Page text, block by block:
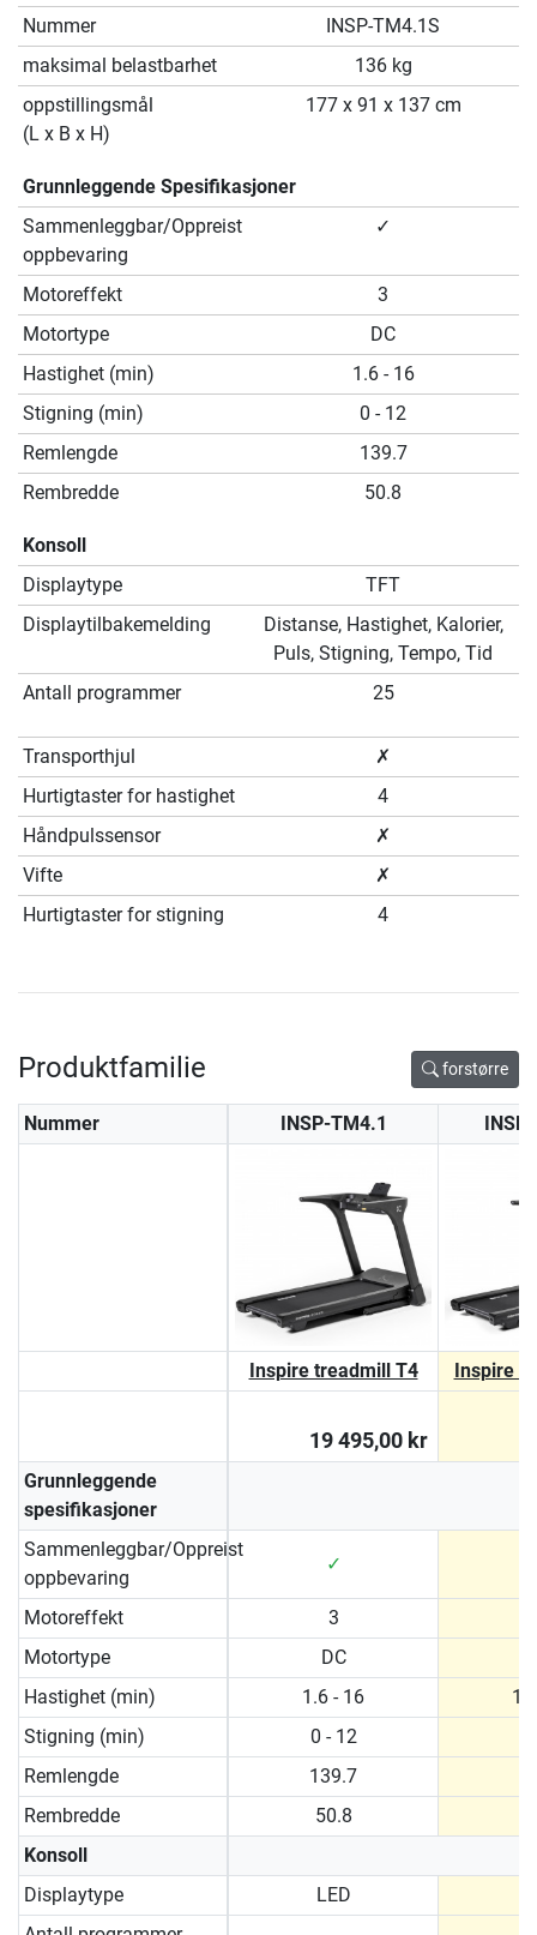
Nummer
INSP-TM4.1S
maksimal belastbarhet
136 kg
oppstillingsmål
(L x B x H)
177 x 91 x 137 cm
Grunnleggende Spesifikasjoner
Sammenleggbar/Oppreist
oppbevaring
✓
Motoreffekt
3
Motortype
DC
Hastighet (min)
1.6 - 16
Stigning (min)
0 - 12
Remlengde
139.7
Rembredde
50.8
Konsoll
Displaytype
TFT
Displaytilbakemelding
Distanse, Hastighet, Kalorier,
Puls, Stigning, Tempo, Tid
Antall programmer
25
Transporthjul
✗
Hurtigtaster for hastighet
4
Håndpulssensor
✗
Vifte
✗
Hurtigtaster for stigning
4
Produktfamilie forstørre
Nummer INSP-TM4.1
Inspire treadmill T4 Inspire
19 495,00 kr
Grunnleggende
spesifikasjoner
Sammenleggbar/Oppreist
oppbevaring
✓
Motoreffekt
3
Motortype
DC
Hastighet (min)
1.6 - 16
Stigning (min)
0 - 12
Remlengde
139.7
Rembredde
50.8
Konsoll
Displaytype
LED